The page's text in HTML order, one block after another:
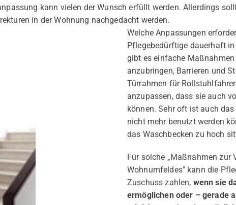
kann vielen der Wunsch erfüllt werden. Allerdings
in der Wohnung nachgedacht werden.
Welche Anpassungen
Pflegebedürftige dauerhaft
gibt es einfache
anzubringen, Barrieren und
Türrahmen für
anzupassen, dass sie auch
können. Sehr oft ist auch
nicht mehr benutzt werden
das Waschbecken zu hoch
Für solche „Maßnahmen zur
Wohnumfeldes" kann die
Zuschuss zahlen, wenn sie
ermöglichen oder – gerade